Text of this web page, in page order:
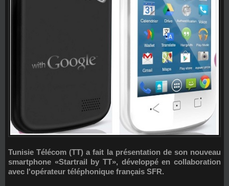
Tunisie Télécom (TT) a fait la présentation de son nouveau
smartphone «Startrail by TT», développé en collaboration
avec l'opérateur téléphonique français SFR.